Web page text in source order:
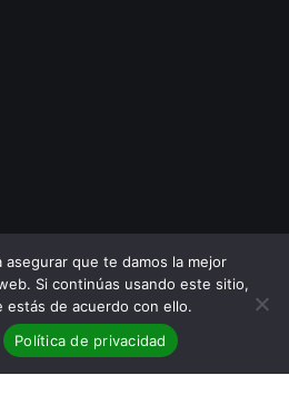
asegurar que te damos la mejor
Si continúas usando este sitio,
estás de acuerdo con ello.
Política de privacidad